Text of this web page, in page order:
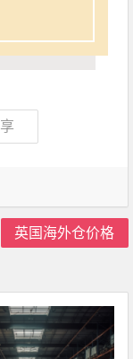
英国海外仓价格